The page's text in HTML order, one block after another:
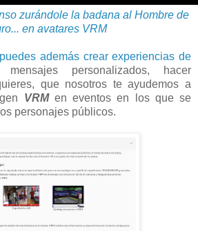
zurándole la badana al Hombre de
en avatares VRM
además crear experiencias de
personalizados, hacer
que nosotros te ayudemos a
VRMen eventos en los que se
personajes públicos.